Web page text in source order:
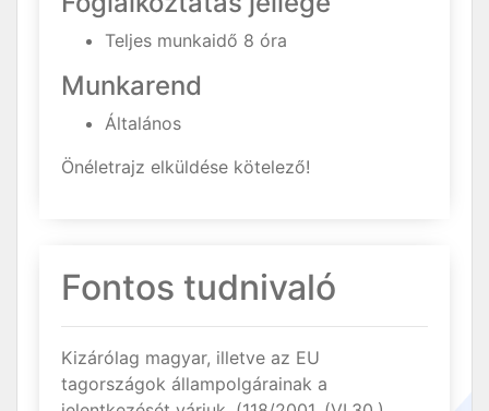
Teljes munkaidő 8 óra
Munkarend
Általános
Önéletrajz elküldése kötelező!
Fontos tudnivaló
Kizárólag magyar, illetve az EU
tagországok állampolgárainak a